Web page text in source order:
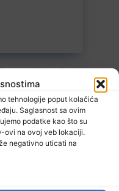
tehnologije poput kolačića
Saglasnost sa ovim
podatke kao što su
ovi na ovoj veb lokaciji.
negativno uticati na
javnih resursa